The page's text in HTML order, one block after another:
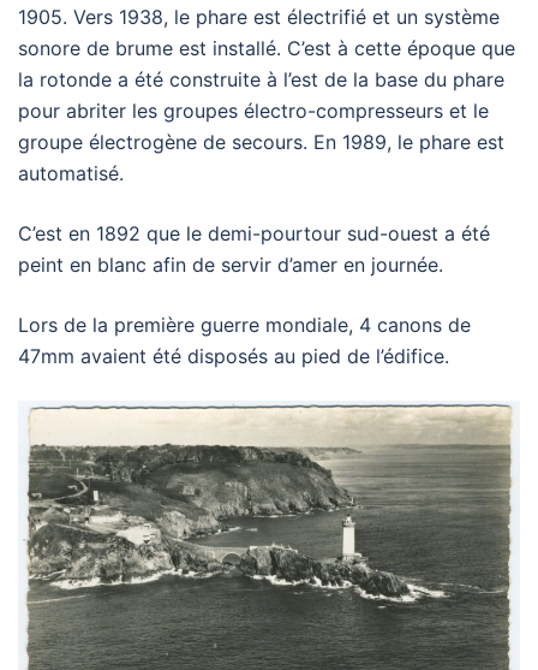
1905. Vers 1938, le phare est électrifié et un système
sonore de brume est installé. C’est à cette époque que
la rotonde a été construite à l’est de la base du phare
pour abriter les groupes électro-compresseurs et le
groupe électrogène de secours. En 1989, le phare est
automatisé.
C’est en 1892 que le demi-pourtour sud-ouest a été
peint en blanc afin de servir d’amer en journée.
Lors de la première guerre mondiale, 4 canons de
47mm avaient été disposés au pied de l’édifice.